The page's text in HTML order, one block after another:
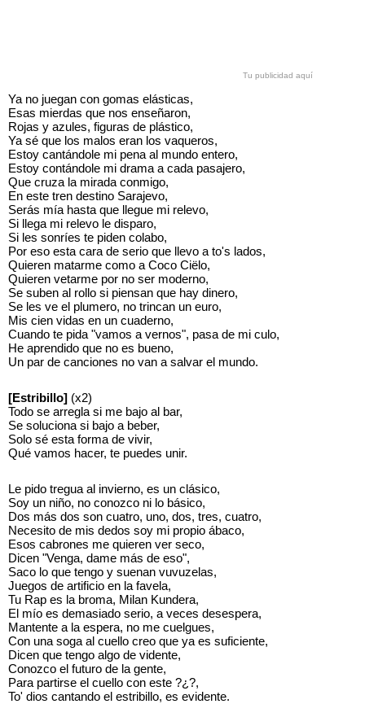
Tu publicidad aquí
Ya no juegan con gomas elásticas,
Esas mierdas que nos enseñaron,
Rojas y azules, figuras de plástico,
Ya sé que los malos eran los vaqueros,
Estoy cantándole mi pena al mundo entero,
Estoy contándole mi drama a cada pasajero,
Que cruza la mirada conmigo,
En este tren destino Sarajevo,
Serás mía hasta que llegue mi relevo,
Si llega mi relevo le disparo,
Si les sonríes te piden colabo,
Por eso esta cara de serio que llevo a to's lados,
Quieren matarme como a Coco Ciëlo,
Quieren vetarme por no ser moderno,
Se suben al rollo si piensan que hay dinero,
Se les ve el plumero, no trincan un euro,
Mis cien vidas en un cuaderno,
Cuando te pida "vamos a vernos", pasa de mi culo,
He aprendido que no es bueno,
Un par de canciones no van a salvar el mundo.
[Estribillo] (x2)
Todo se arregla si me bajo al bar,
Se soluciona si bajo a beber,
Solo sé esta forma de vivir,
Qué vamos hacer, te puedes unir.
Le pido tregua al invierno, es un clásico,
Soy un niño, no conozco ni lo básico,
Dos más dos son cuatro, uno, dos, tres, cuatro,
Necesito de mis dedos soy mi propio ábaco,
Esos cabrones me quieren ver seco,
Dicen "Venga, dame más de eso",
Saco lo que tengo y suenan vuvuzelas,
Juegos de artificio en la favela,
Tu Rap es la broma, Milan Kundera,
El mío es demasiado serio, a veces desespera,
Mantente a la espera, no me cuelgues,
Con una soga al cuello creo que ya es suficiente,
Dicen que tengo algo de vidente,
Conozco el futuro de la gente,
Para partirse el cuello con este ?¿?,
To' dios cantando el estribillo, es evidente.